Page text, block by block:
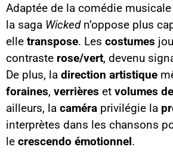
Adaptée de la comédie musicale
la saga Wickedn’oppose plus
elle transpose. Les costumes
contraste rose/vert, devenu
De plus, la direction artistique
foraines, verrières et volumes
ailleurs, la caméra privilégie la
interprètes dans les chansons
le crescendo émotionnel.